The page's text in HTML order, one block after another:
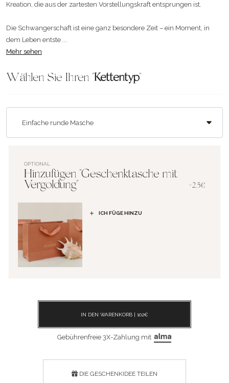
Kreation, die aus der zartesten Vorstellungskraft entsprungen ist.
Die Schwangerschaft ist eine ganz besondere Zeit – ein Moment, in
dem Leben entste ...
Mehr sehen
Wählen Sie Ihren "Kettentyp"
OPTIONAL
Hinzufügen "Geschenktasche mit
Vergoldung"
+2.5€
ICH FÜGE HINZU
IN DEN WARENKORB | 102€
Gebührenfreie 3X-Zahlung mit
DIE GESCHENKIDEE TEILEN